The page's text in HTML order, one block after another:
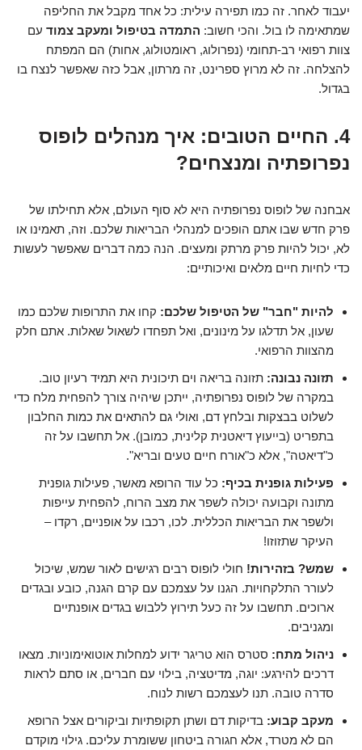
יעבוד לאחר. זה כמו תפירה עילית: כל אחד מקבל את החליפה
שמתאימה לו בול. והכי חשוב: התמדה בטיפול ומעקב צמוד עם
צוות רפואי רב-תחומי (נפרולוג, ראומטולוג, אחות) הם המפתח
להצלחה. זה לא מרוץ ספרינט, זה מרתון, אבל כזה שאפשר לנצח בו
בגדול.
4. החיים הטובים: איך מנהלים לופוס
נפרופתיה ומנצחים?
אבחנה של לופוס נפרופתיה היא לא סוף העולם, אלא תחילתו של
פרק חדש שבו אתם הופכים למנהלי הבריאות שלכם. וזה, תאמינו או
לא, יכול להיות פרק מרתק ומעצים. הנה כמה דברים שאפשר לעשות
כדי לחיות חיים מלאים ואיכותיים:
להיות "חבר" של הטיפול שלכם: קחו את התרופות שלכם כמו
שעון, אל תדלגו על מינונים, ואל תפחדו לשאול שאלות. אתם חלק
מהצוות הרפואי.
תזונה נבונה: תזונה בריאה וים תיכונית היא תמיד רעיון טוב.
במקרה של לופוס נפרופתיה, ייתכן שיהיה צורך להפחית מלח כדי
לשלוט בבצקות ובלחץ דם, ואולי גם להתאים את כמות החלבון
בתפריט (בייעוץ דיאטנית קלינית, כמובן). אל תחשבו על זה
כ"דיאטה", אלא כ"אורח חיים טעים ובריא".
פעילות גופנית בכיף: כל עוד הרופא מאשר, פעילות גופנית
מתונה וקבועה יכולה לשפר את מצב הרוח, להפחית עייפות
ולשפר את הבריאות הכללית. לכו, רכבו על אופניים, רקדו –
העיקר שתזוזו!
שמש? בזהירות! חולי לופוס רבים רגישים לאור שמש, שיכול
לעורר התלקחויות. הגנו על עצמכם עם קרם הגנה, כובע ובגדים
ארוכים. תחשבו על זה כעל תירוץ ללבוש בגדים אופנתיים
ומגניבים.
ניהול מתח: סטרס הוא טריגר ידוע למחלות אוטואימוניות. מצאו
דרכים להירגע: יוגה, מדיטציה, בילוי עם חברים, או סתם לראות
סדרה טובה. תנו לעצמכם רשות לנוח.
מעקב קבוע: בדיקות דם ושתן תקופתיות וביקורים אצל הרופא
הם לא מטרד, אלא חגורה ביטחון ששומרת עליכם. גילוי מוקדם